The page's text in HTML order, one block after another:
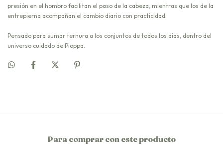
presión en el hombro facilitan el paso de la cabeza, mientras que los de la
entrepierna acompañan el cambio diario con practicidad.
Pensado para sumar ternura a los conjuntos de todos los días, dentro del
universo cuidado de Pioppa.
Para comprar con este producto